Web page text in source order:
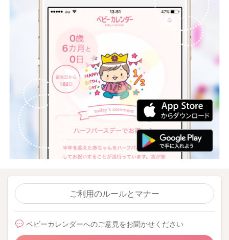
ご利用のルールとマナー
ベビーカレンダーへのご意見をお聞かせください